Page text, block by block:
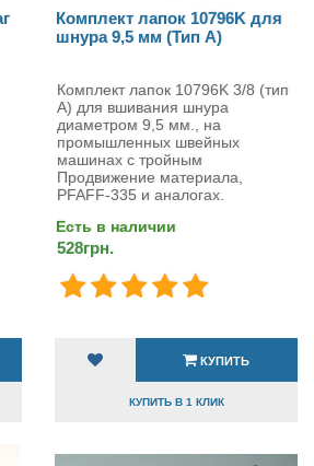
Комплект лапок 10796K для
шнура 9,5 мм (Тип A)
Комплект лапок 10796K 3/8 (тип
A) для вшивания шнура
диаметром 9,5 мм., на
промышленных швейных
машинах с тройным
Продвижение материала,
PFAFF-335 и аналогах.
Есть в наличии
528грн.
КУПИТЬ
КУПИТЬ В 1 КЛИК